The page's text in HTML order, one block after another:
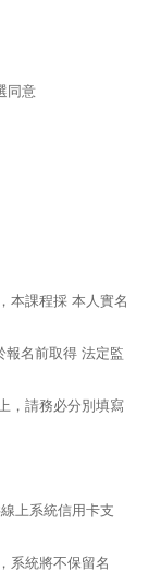
同意
本課程採 本人實名
名前取得 法定監
，請務必分別填寫
上系統信用卡支
系統將不保留名